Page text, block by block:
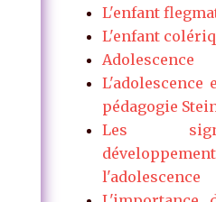
L'enfant
L'enfant
Adolescence
L'adolescence
pédagogie
Les
l'adolescence